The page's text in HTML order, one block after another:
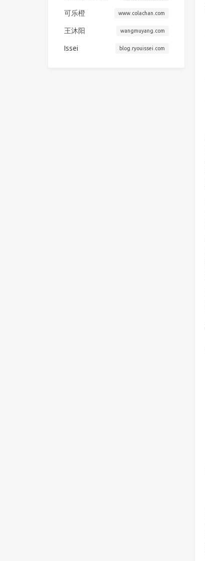
可乐橙 www.colachan.com
王沐阳 wangmuyang.com
Issei blog.ryouissei.com